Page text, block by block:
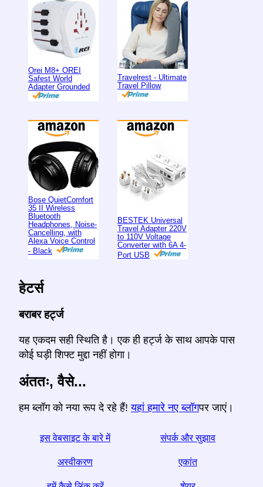
Orei M8+ OREI
Safest World
Adapter Grounded
Travelrest - Ultimate
Travel Pillow
Bose QuietComfort
35 II Wireless
Bluetooth
Headphones, Noise-
Cancelling, with
Alexa Voice Control
- Black
BESTEK Universal
Travel Adapter 220V
to 110V Voltage
Converter with 6A 4-
Port USB
हेटर्स
बराबर हर्ट्ज
यह एकदम सही स्थिति है। एक ही हर्ट्ज के साथ आपके पास
कोई घड़ी शिफ्ट मुद्दा नहीं होगा।
अंततः, वैसे...
हम ब्लॉग को नया रूप दे रहे हैं!यहां हमारे नए ब्लॉगपर जाएं।
इस वेबसाइट के बारे में संपर्क और सुझाव
अस्वीकरण एकांत